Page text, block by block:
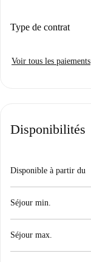
Type de contrat
Voir tous les paiements
Disponibilités
Disponible à partir du
Séjour min.
Séjour max.